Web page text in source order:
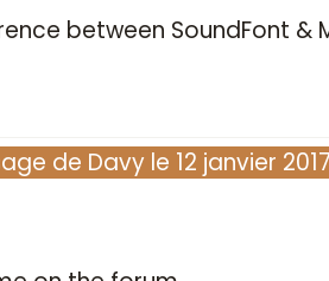
between SoundFont &
de Davy le 12 janvier